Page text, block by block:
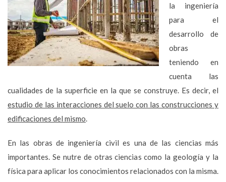
la ingeniería
para el
desarrollo de
obras
teniendo en
cuenta las
cualidades de la superficie en la que se construye. Es decir, el
estudio de las interacciones del suelo con las construcciones y
edificaciones del mismo.
En las obras de ingeniería civil es una de las ciencias más
importantes. Se nutre de otras ciencias como la geología y la
física para aplicar los conocimientos relacionados con la misma.